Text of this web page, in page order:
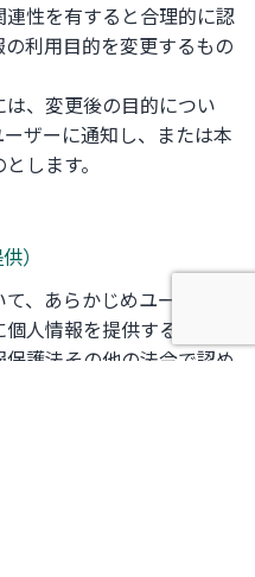
性を有すると合理的に認
利用目的を変更するもの
、変更後の目的につい
ザーに通知し、または本
します。
）
、あらかじめユーザーの
人情報を提供することは
護法その他の法令で認め